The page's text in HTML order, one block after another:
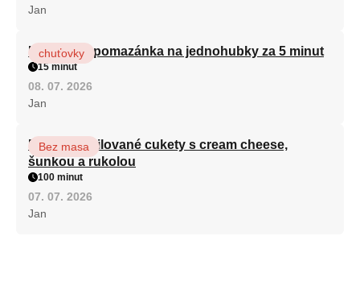
Jan
Královská pomazánka na jednohubky za 5 minut
chuťovky
15 minut
08. 07. 2026
Jan
Roláda z grilované cukety s cream cheese,
šunkou a rukolou
Bez masa
100 minut
07. 07. 2026
Jan